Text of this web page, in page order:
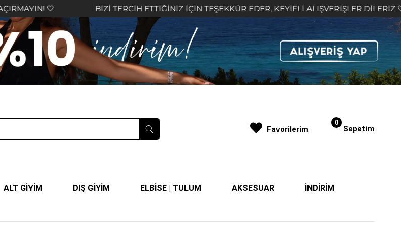
BİZİ TERCİH ETTİĞİNİZ İÇİN TEŞEKKÜR EDER, KEYİFLİ ALIŞVERİŞLER DİLERİZ 🤍
Sepetim
0
ALT GİYİM DIŞ GİYİM ELBİSE | TULUM AKSESUAR İNDİRİM
Favorilerim